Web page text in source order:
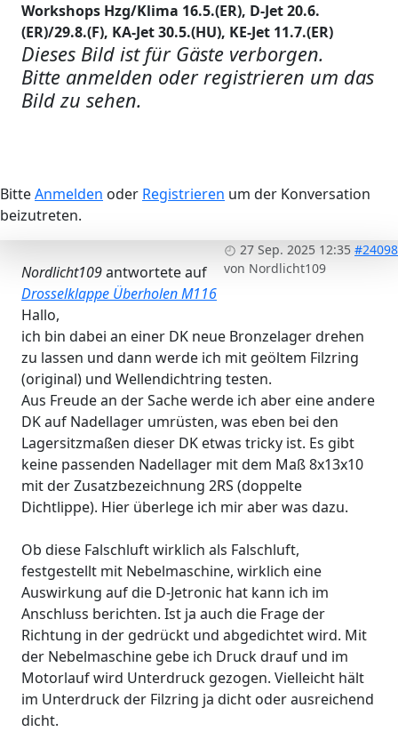
Workshops Hzg/Klima 16.5.(ER), D-Jet 20.6.
(ER)/29.8.(F), KA-Jet 30.5.(HU), KE-Jet 11.7.(ER)
Dieses Bild ist für Gäste verborgen.
Bitte anmelden oder registrieren um das
Bild zu sehen.
BitteAnmelden oder Registrieren um der Konversation
beizutreten.
27 Sep. 2025 12:35 #24098
von Nordlicht109
Nordlicht109antwortete auf
Drosselklappe Überholen M116
Hallo,
ich bin dabei an einer DK neue Bronzelager drehen
zu lassen und dann werde ich mit geöltem Filzring
(original) und Wellendichtring testen.
Aus Freude an der Sache werde ich aber eine andere
DK auf Nadellager umrüsten, was eben bei den
Lagersitzmaßen dieser DK etwas tricky ist. Es gibt
keine passenden Nadellager mit dem Maß 8x13x10
mit der Zusatzbezeichnung 2RS (doppelte
Dichtlippe). Hier überlege ich mir aber was dazu.
Ob diese Falschluft wirklich als Falschluft,
festgestellt mit Nebelmaschine, wirklich eine
Auswirkung auf die D-Jetronic hat kann ich im
Anschluss berichten. Ist ja auch die Frage der
Richtung in der gedrückt und abgedichtet wird. Mit
der Nebelmaschine gebe ich Druck drauf und im
Motorlauf wird Unterdruck gezogen. Vielleicht hält
im Unterdruck der Filzring ja dicht oder ausreichend
dicht.